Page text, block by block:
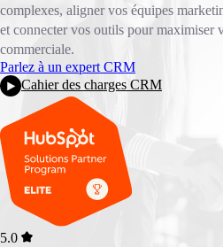
complexes, aligner vos équipes
et connecter vos outils pour maximiser
commerciale.
Parlez à un expert CRM
Cahier des charges CRM
5.0